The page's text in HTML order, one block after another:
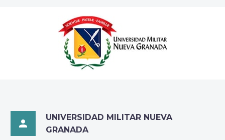

UNIVERSIDAD MILITAR NUEVA
GRANADA